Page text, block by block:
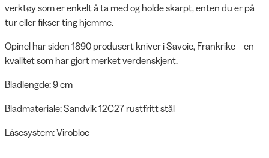
verktøy som er enkelt å ta med og holde skarpt, enten du er på
tur eller fikser ting hjemme.
Opinel har siden 1890 produsert kniver i Savoie, Frankrike – en
kvalitet som har gjort merket verdenskjent.
Bladlengde: 9 cm
Bladmateriale: Sandvik 12C27 rustfritt stål
Låsesystem: Virobloc